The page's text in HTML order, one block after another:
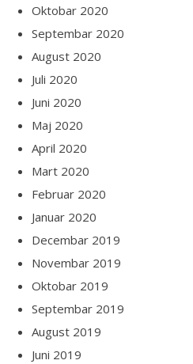
Oktobar 2020
Septembar 2020
August 2020
Juli 2020
Juni 2020
Maj 2020
April 2020
Mart 2020
Februar 2020
Januar 2020
Decembar 2019
Novembar 2019
Oktobar 2019
Septembar 2019
August 2019
Juni 2019